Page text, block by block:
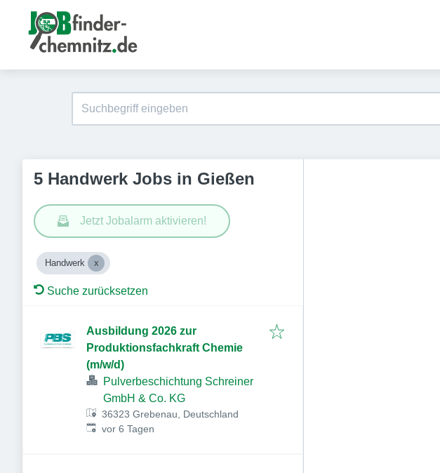
5 Handwerk Jobs in Gießen
Jetzt Jobalarm aktivieren!
Handwerk
Suche zurücksetzen
Ausbildung 2026 zur
Produktionsfachkraft Chemie
(m/w/d)
Pulverbeschichtung Schreiner
GmbH & Co. KG
36323 Grebenau, Deutschland
Veröffentlicht:
vor 6 Tagen